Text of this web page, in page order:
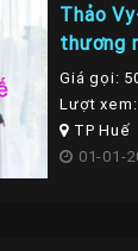
Thảo
thương
Giá gọi:
Lượt
TP Huế
01-01-